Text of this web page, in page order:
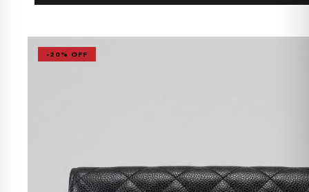
-20% OFF